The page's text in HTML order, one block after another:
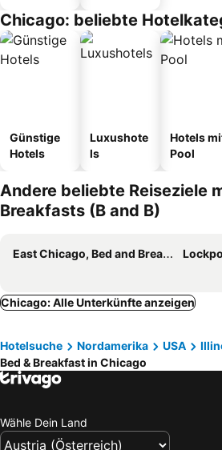
Chicago: beliebte
Günstige
Hotels
Luxushote
ls
Hotels
Pool
Andere beliebte Reiseziele
Breakfasts (B and B)
East Chicago, Bed and Breakfasts (B and B) Lockport,
Chicago: Alle Unterkünfte anzeigen
Hotelsuche Nordamerika USA
Bed & Breakfast in Chicago
Wähle Dein Land